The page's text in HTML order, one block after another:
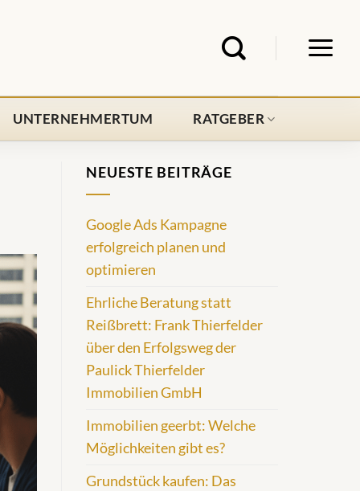
UNTERNEHMERTUM RATGEBER
NEUESTE BEITRÄGE
Google Ads Kampagne
erfolgreich planen und
optimieren
Ehrliche Beratung statt
Reißbrett: Frank Thierfelder
über den Erfolgsweg der
Paulick Thierfelder
Immobilien GmbH
Immobilien geerbt: Welche
Möglichkeiten gibt es?
Grundstück kaufen: Das